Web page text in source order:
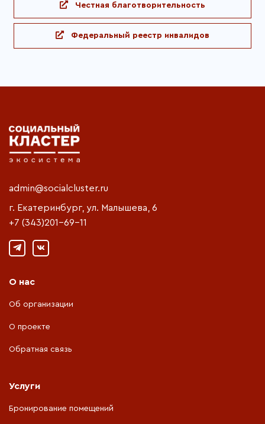
Честная благотворительность
Федеральный реестр инвалидов
admin@socialcluster.ru
г. Екатеринбург, ул. Малышева, 6
+7 (343)201-69-11
О нас
Об организации
О проекте
Обратная связь
Услуги
Бронирование помещений